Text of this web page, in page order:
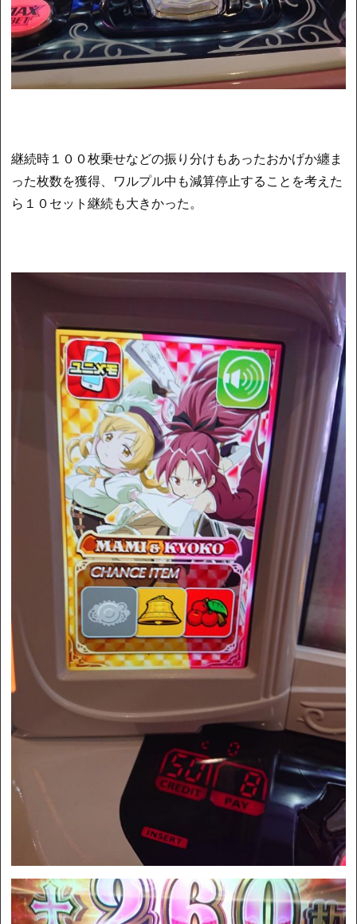
継続時１００枚乗せなどの振り分けもあったおかげか纏ま
った枚数を獲得、ワルプル中も減算停止することを考えた
ら１０セット継続も大きかった。